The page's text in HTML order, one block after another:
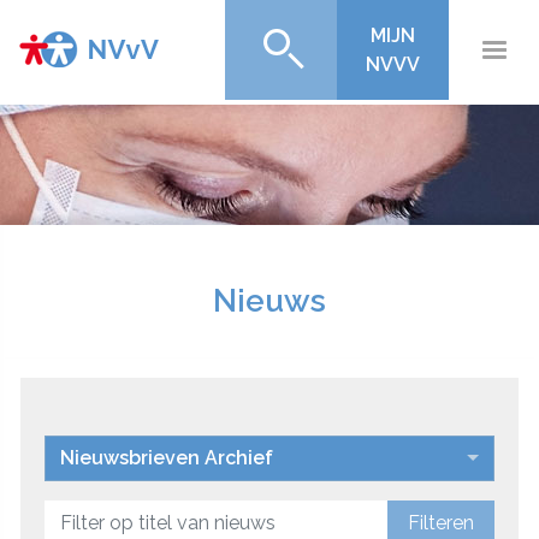
MIJN
NVVV
Nieuws
Nieuwsbrieven Archief
Filteren